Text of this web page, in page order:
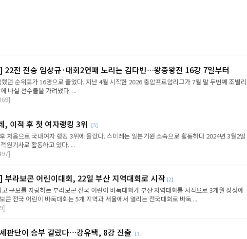
22전 전승 임상규·대회2연패 노리는 김다빈…왕중왕전 16강 7일부터
던 순위표가 16명으로 줄었다. 지난 4월 시작한 2026 충암프로암리그가 7월 말 두번째 조별리
나설 선수들을 가려냈다. ...
, 이적 후 첫 여자랭킹 3위 [3]
처음으로 국내여자 랭킹 3위에 올랐다. 스미레는 일본기원 소속으로 활동하다 2024년 3월2일
원기사로 활동하고 있다. ...
부라보콘 어린이대회, 22일 부산 지역대회로 시작 [2]
규모를 자랑하는 부라보콘 전국 어린이 바둑대회가 부산 지역대회를 시작으로 3개월 장정에
콘 전국 어린이 바둑대회는 5개 지역과 서울에서 열리는 전국대회로 바둑 ...
판단이 승부 갈랐다…강유택, 8강 진출 [1]